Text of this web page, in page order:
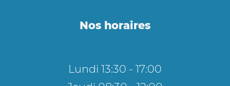
Nos horaires
Lundi 13:30 - 17:00